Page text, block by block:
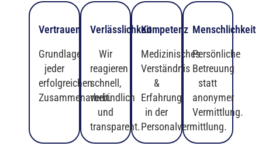
Vertrauen
Grundlage
jeder
erfolgreichen
Zusammenarbeit.
Verlässlichkeit
Wir
reagieren
schnell,
verbindlich
und
transparent.
Kompetenz
Medizinisches
Verständnis
&
Erfahrung
in der
Personalvermittlung.
Menschlichkeit
Persönliche
Betreuung
statt
anonymer
Vermittlung.